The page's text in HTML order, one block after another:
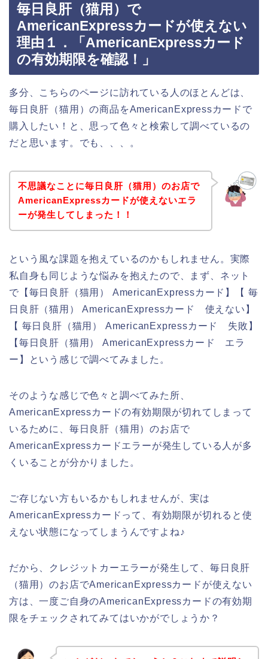
毎日良肝（猫用）で
AmericanExpressカードが使えない
理由１．「AmericanExpressカード
の有効期限を確認！」
多分、こちらのページに訪れている人のほとんどは、
毎日良肝（猫用）の商品をAmericanExpressカードで
購入したい！と、思って色々と検索して調べているの
だと思います。でも、、、。
不思議なことに毎日良肝（猫用）のお店で
AmericanExpressカードが使えないエラ
ーが発生してしまった！！
という風な課題を抱えているのかもしれません。実際
私自身も同じような悩みを抱えたので、まず、ネット
で【毎日良肝（猫用） AmericanExpressカード】【 毎
日良肝（猫用） AmericanExpressカード 使えない】
【 毎日良肝（猫用） AmericanExpressカード 失敗】
【毎日良肝（猫用） AmericanExpressカード エラ
ー】という感じで調べてみました。
そのような感じで色々と調べてみた所、
AmericanExpressカードの有効期限が切れてしまって
いるために、毎日良肝（猫用）のお店で
AmericanExpressカードエラーが発生している人が多
くいることが分かりました。
ご存じない方もいるかもしれませんが、実は
AmericanExpressカードって、有効期限が切れると使
えない状態になってしまうんですよね♪
だから、クレジットカーエラーが発生して、毎日良肝
（猫用）のお店でAmericanExpressカードが使えない
方は、一度ご自身のAmericanExpressカードの有効期
限をチェックされてみてはいかがでしょうか？